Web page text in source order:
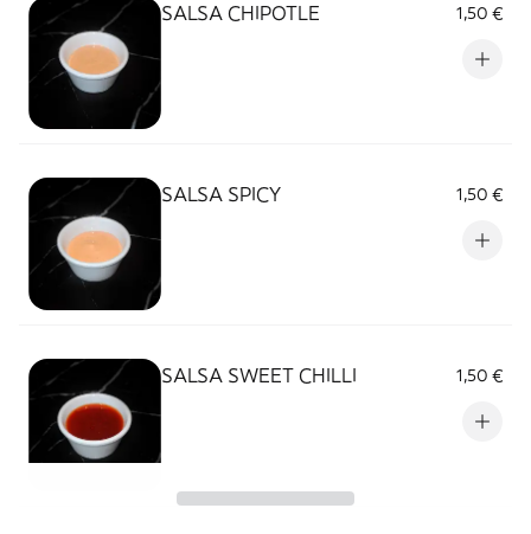
SALSA CHIPOTLE 1,50 €
SALSA SPICY 1,50 €
SALSA SWEET CHILLI 1,50 €